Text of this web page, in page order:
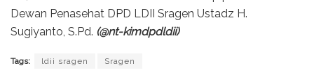
Dewan Penasehat DPD LDII Sragen Ustadz H.
Sugiyanto, S.Pd. (@nt-kimdpdldii)
Tags: ldii sragen Sragen